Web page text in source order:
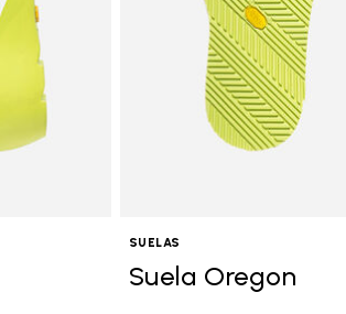
SUELAS
Suela Oregon